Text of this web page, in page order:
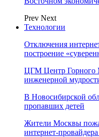
Prev Next
Технологии
Отключения
построение
ЦГМ Центр Горного
инженерной
В Новосибирской
пропавших детей
Жители Москвы
интернет-